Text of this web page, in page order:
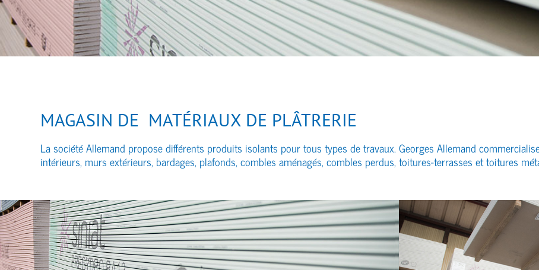
MAGASIN DE MATÉRIAUX DE PLÂTRERIE
La société Allemand propose différents produits isolants pour tous types de travaux. Georges Allemand
intérieurs, murs extérieurs, bardages, plafonds, combles aménagés, combles perdus, toitures-terrasses et toitures